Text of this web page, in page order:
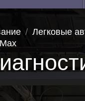
Легковые